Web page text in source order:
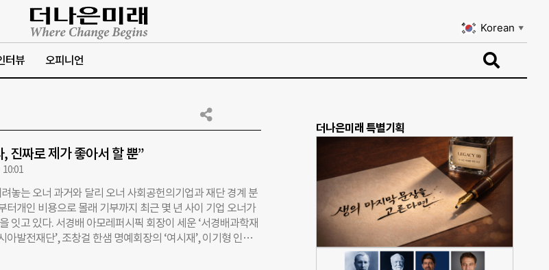
Korean ▼
터뷰 오피니언
진짜로 제가 좋아서 할 뿐”
10:01
놓는 오너 과거와 달리 오너 사회공헌의기업과 재단 경계 분
터개인 비용으로 몰래 기부까지 최근 몇 년 사이 기업 오너가
잇고 있다. 서경배 아모레퍼시픽 회장이 세운 ‘서경배과학재
아발전재단’, 조창걸 한샘 명예회장의 ‘여시재’, 이기형 인터
더나은미래 특별기획